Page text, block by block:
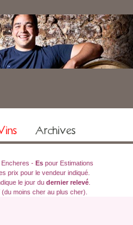
Archives
Encheres - Espour Estimations
prix pour le vendeur indiqué.
le jour du dernier relevé
moins cher au plus cher).